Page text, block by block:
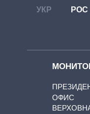
УКР РОС
ОФИС